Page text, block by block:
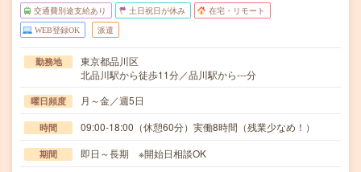
交通費別途支給あり 土日祝日が休み 在宅・リモート
WEB登録OK 派遣
勤務地
東京都品川区
北品川駅から徒歩11分／品川駅から---分
曜日頻度 月～金／週5日
時間 09:00-18:00（休憩60分）実働8時間（残業少なめ！）
期間 即日～長期 ※開始日相談OK